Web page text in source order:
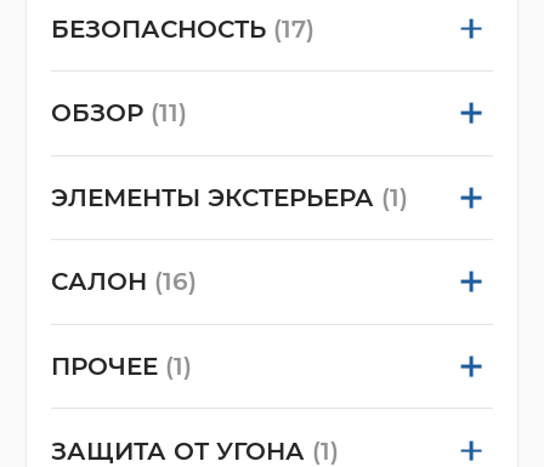
БЕЗОПАСНОСТЬ (17)
ОБЗОР (11)
ЭЛЕМЕНТЫ ЭКСТЕРЬЕРА (1)
САЛОН (16)
ПРОЧЕЕ (1)
ЗАЩИТА ОТ УГОНА (1)